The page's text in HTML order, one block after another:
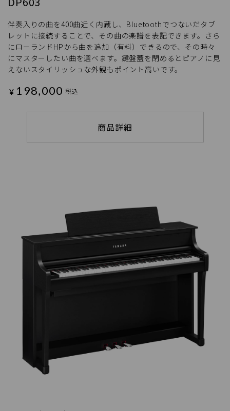
伴奏入りの曲を400曲近く内蔵し、Bluetoothでつないだタブ
レットに接続することで、その曲の楽譜を表記できます。さら
にローランドHPから曲を追加（有料）できるので、その時々
にマスターしたい曲を選べます。鍵盤蓋を閉めるとピアノに見
えないスタイリッシュな外観もポイント高いです。
¥ 198,000 税込
商品詳細